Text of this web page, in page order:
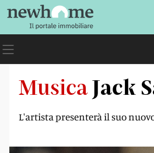
MusicaJack
L'artista presenterà il suo